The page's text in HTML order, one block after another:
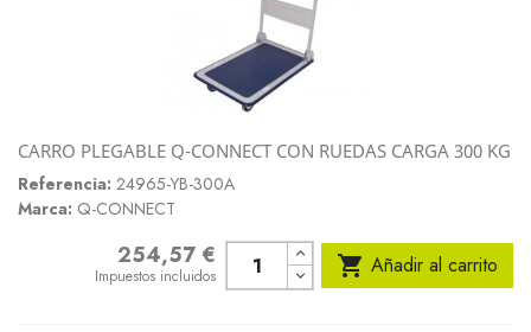
CARRO PLEGABLE Q-CONNECT CON RUEDAS CARGA 300 KG
Referencia: 24965-YB-300A
Marca: Q-CONNECT
Precio
254,57 €
Impuestos incluidos  Añadir al carrito